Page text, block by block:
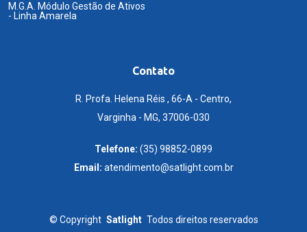
M.G.A. Módulo Gestão de Ativos
- Linha Amarela
Contato
R. Profa. Helena Réis , 66-A - Centro,
Varginha - MG, 37006-030
Telefone: (35) 98852-0899
Email: atendimento@satlight.com.br
© Copyright Satlight Todos direitos reservados